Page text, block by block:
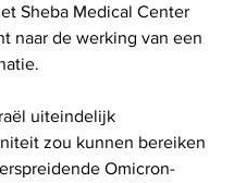
Sheba Medical Center
naar de werking van een
uiteindelijk
zou kunnen bereiken
Omicron-